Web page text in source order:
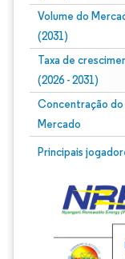
Volume do
(2031)
Taxa de
(2026 - 2031)
Concentração do
Mercado
Principais
Imagem © Mordor